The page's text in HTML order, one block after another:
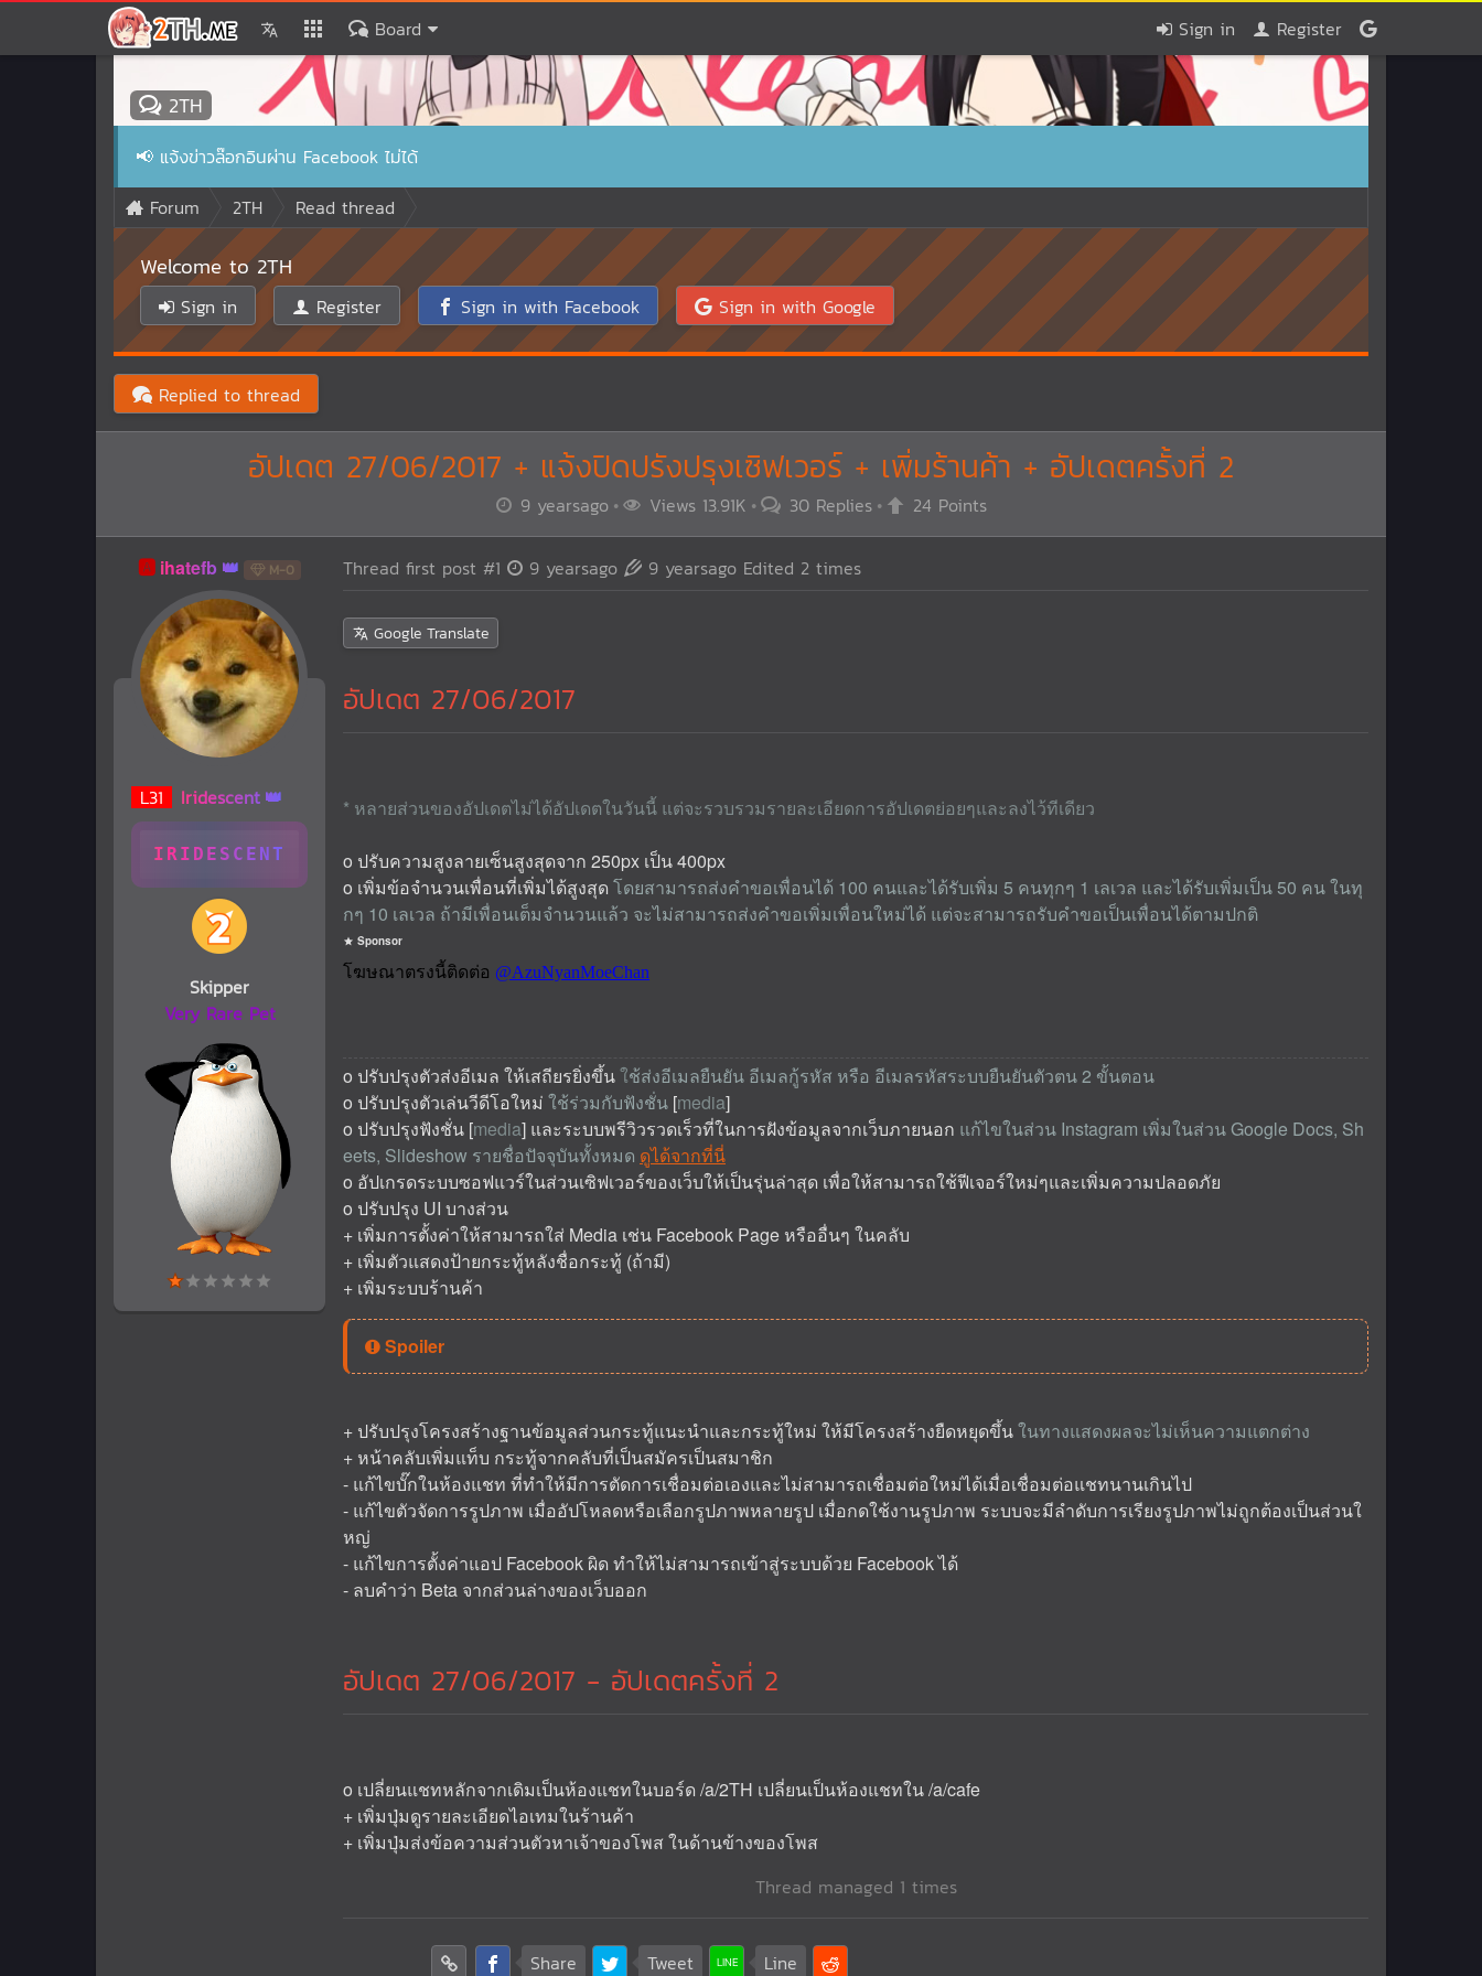
Sign in Register
Board
2TH
📢 แจ้งข่าวล๊อกอินผ่าน Facebook ไม่ได้
Forum
2TH Read thread
Welcome to 2TH
Sign in Register Sign in with Facebook Sign in with Google
Replied to thread
อัปเดต 27/06/2017 + แจ้งปิดปรังปรุงเซิฟเวอร์ + เพิ่มร้านค้า + อัปเดตครั้งที่ 2
9 yearsago Views 13.91K 30 Replies 24 Points
🅰️ ihatefb M-0
L31 Iridescent
IRIDESCENT
Skipper
Very Rare Pet
Thread first post #1 9 yearsago 9 yearsago Edited 2 times
Google Translate
อัปเดต 27/06/2017
* หลายส่วนของอัปเดตไม่ได้อัปเดตในวันนี้ แต่จะรวบรวมรายละเอียดการอัปเดตย่อยๆและลงไว้ทีเดียว
o ปรับความสูงลายเซ็นสูงสุดจาก 250px เป็น 400px
o เพิ่มข้อจำนวนเพื่อนที่เพิ่มได้สูงสุด โดยสามารถส่งคำขอเพื่อนได้ 100 คนและได้รับเพิ่ม 5 คนทุกๆ 1 เลเวล และได้รับเพิ่มเป็น 50 คน ในทุ
กๆ 10 เลเวล ถ้ามีเพื่อนเต็มจำนวนแล้ว จะไม่สามารถส่งคำขอเพิ่มเพื่อนใหม่ได้ แต่จะสามารถรับคำขอเป็นเพื่อนได้ตามปกติ
Sponsor
o ปรับปรุงตัวส่งอีเมล ให้เสถียรยิ่งขึ้นใช้ส่งอีเมลยืนยัน อีเมลกู้รหัส หรือ อีเมลรหัสระบบยืนยันตัวตน 2 ขั้นตอน
o ปรับปรุงตัวเล่นวีดีโอใหม่ ใช้ร่วมกับฟังชั่น [media]
o ปรับปรุงฟังชั่น [media] และระบบพรีวิวรวดเร็วที่ในการฝังข้อมูลจากเว็บภายนอก แก้ไขในส่วน Instagram เพิ่มในส่วน Google Docs, Sh
eets, Slideshow รายชื่อปัจจุบันทั้งหมด ดูได้จากที่นี่
o อัปเกรดระบบซอฟแวร์ในส่วนเซิฟเวอร์ของเว็บให้เป็นรุ่นล่าสุด เพื่อให้สามารถใช้ฟีเจอร์ใหม่ๆและเพิ่มความปลอดภัย
o ปรับปรุง UI บางส่วน
+ เพิ่มการตั้งค่าให้สามารถใส่ Media เช่น Facebook Page หรืออื่นๆ ในคลับ
+ เพิ่มตัวแสดงป้ายกระทู้หลังชื่อกระทู้ (ถ้ามี)
+ เพิ่มระบบร้านค้า
Spoiler
+ ปรับปรุงโครงสร้างฐานข้อมูลส่วนกระทู้แนะนำและกระทู้ใหม่ ให้มีโครงสร้างยืดหยุดขึ้นในทางแสดงผลจะไม่เห็นความแตกต่าง
+ หน้าคลับเพิ่มแท็บ กระทู้จากคลับที่เป็นสมัครเป็นสมาชิก
- แก้ไขบั๊กในห้องแชท ที่ทำให้มีการตัดการเชื่อมต่อเองและไม่สามารถเชื่อมต่อใหม่ได้เมื่อเชื่อมต่อแชทนานเกินไป
- แก้ไขตัวจัดการรูปภาพ เมื่ออัปโหลดหรือเลือกรูปภาพหลายรูป เมื่อกดใช้งานรูปภาพ ระบบจะมีลำดับการเรียงรูปภาพไม่ถูกต้องเป็นส่วนใ
หญ่
- แก้ไขการตั้งค่าแอป Facebook ผิด ทำให้ไม่สามารถเข้าสู่ระบบด้วย Facebook ได้
- ลบคำว่า Beta จากส่วนล่างของเว็บออก
อัปเดต 27/06/2017 - อัปเดตครั้งที่ 2
o เปลี่ยนแชทหลักจากเดิมเป็นห้องแชทในบอร์ด /a/2TH เปลี่ยนเป็นห้องแชทใน /a/cafe
+ เพิ่มปุ่มดูรายละเอียดไอเทมในร้านค้า
+ เพิ่มปุ่มส่งข้อความส่วนตัวหาเจ้าของโพส ในด้านข้างของโพส
Thread managed 1 times
Share Tweet Line